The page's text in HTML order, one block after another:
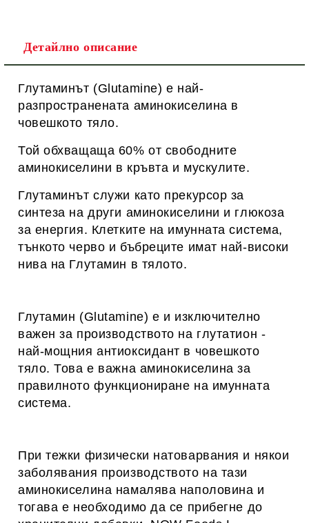
Детайлно описание
Глутаминът (Glutamine) е най-
разпространената аминокиселина в
човешкото тяло.
Той обхващаща 60% от свободните
аминокиселини в кръвта и мускулите.
Глутаминът служи като прекурсор за
синтеза на други аминокиселини и глюкоза
за енергия. Клетките на имунната система,
тънкото черво и бъбреците имат най-високи
нива на Глутамин в тялото.
Глутамин (Glutamine) е и изключително
важен за производството на глутатион -
най-мощния антиоксидант в човешкото
тяло. Това е важна аминокиселина за
правилното функциониране на имунната
система.
При тежки физически натоварвания и някои
заболявания производството на тази
аминокиселина намалява наполовина и
тогава е необходимо да се прибегне до